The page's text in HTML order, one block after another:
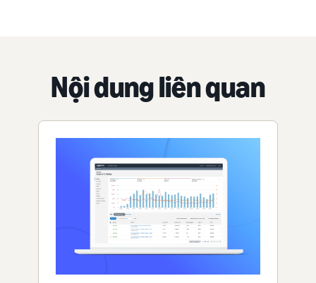
Nội dung liên quan